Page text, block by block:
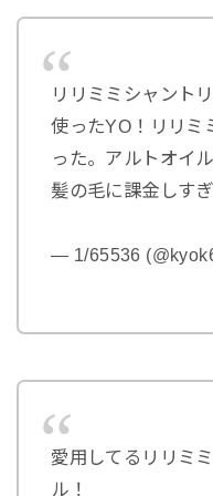
リリミミシャント
使ったYO！リリミ
った。アルトオイ
髪の毛に課金しすぎ
— 1/65536
愛用してるリリミ
ル！